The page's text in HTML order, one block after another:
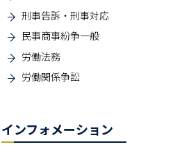
刑事告訴・刑事対応
民事商事紛争一般
労働法務
労働関係争訟
インフォメーション